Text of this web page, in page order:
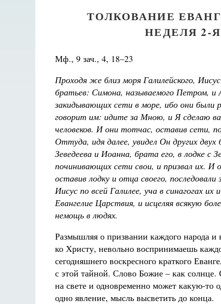
ТОЛКОВАНИЕ
НЕДЕЛЯ 2-
Мф., 9 зач., 4, 18–23
Проходя же близ моря Галилейского, Иисус
братьев: Симона, называемого Петром, и
закидывающих сети в море, ибо они были
говорит им: идите за Мною, и Я сделаю
человеков. И они тотчас, оставив сети,
Оттуда, идя далее, увидел Он других двух
Зеведеева и Иоанна, брата его, в лодке с
починивающих сети свои, и призвал их. И
оставив лодку и отца своего,
Иисус по всей Галилее, уча в синагогах их
Евангелие Царствия, и исцеляя всякую
немощь в людях.
Размышляя о призвании каждого народа и
ко Христу, невольно воспринимаешь
сегодняшнего воскресного краткого
с этой тайной. Слово Божие – как солнце.
на свете и одновременно может какую-то
одно явление, мысль высветить до конца.
Разлуки не будет
Фредерика де Грааф